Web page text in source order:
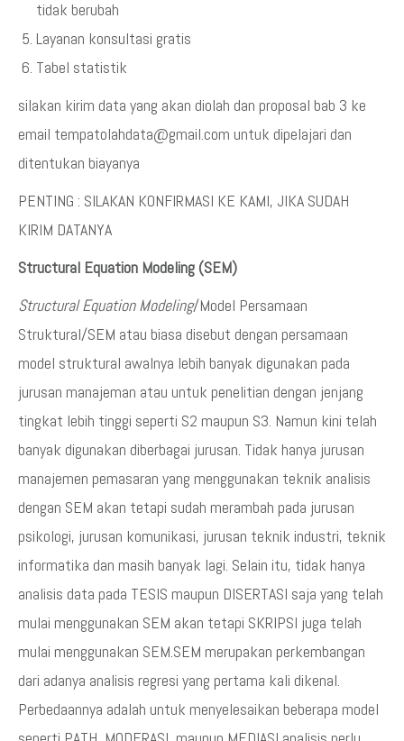
tidak berubah
Layanan konsultasi gratis
Tabel statistik
silakan kirim data yang akan diolah dan proposal bab 3 ke
email tempatolahdata@gmail.com untuk dipelajari dan
ditentukan biayanya
PENTING : SILAKAN KONFIRMASI KE KAMI, JIKA SUDAH
KIRIM DATANYA
Structural Equation Modeling (SEM)
Structural Equation Modeling/Model Persamaan
Struktural/SEM atau biasa disebut dengan persamaan
model struktural awalnya lebih banyak digunakan pada
jurusan manajeman atau untuk penelitian dengan jenjang
tingkat lebih tinggi seperti S2 maupun S3. Namun kini telah
banyak digunakan diberbagai jurusan. Tidak hanya jurusan
manajemen pemasaran yang menggunakan teknik analisis
dengan SEM akan tetapi sudah merambah pada jurusan
psikologi, jurusan komunikasi, jurusan teknik industri, teknik
informatika dan masih banyak lagi. Selain itu, tidak hanya
analisis data pada TESIS maupun DISERTASI saja yang telah
mulai menggunakan SEM akan tetapi SKRIPSI juga telah
mulai menggunakan SEM.SEM merupakan perkembangan
dari adanya analisis regresi yang pertama kali dikenal.
Perbedaannya adalah untuk menyelesaikan beberapa model